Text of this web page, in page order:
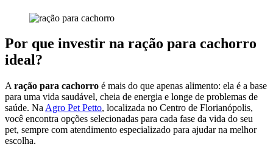
Por que investir na ração para cachorro
ideal?
A ração para cachorro é mais do que apenas alimento: ela é a base
para uma vida saudável, cheia de energia e longe de problemas de
saúde. Na Agro Pet Petto, localizada no Centro de Florianópolis,
você encontra opções selecionadas para cada fase da vida do seu
pet, sempre com atendimento especializado para ajudar na melhor
escolha.